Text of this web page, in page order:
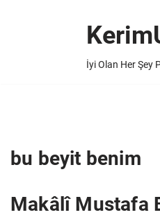
İyi Olan Her Şey
bu beyit benim
Makâlî Mustafa